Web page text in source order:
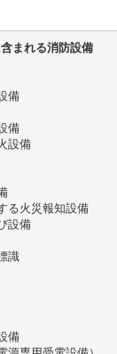
まれる消防設備
備
備
設備
る火災報知設備
設備
識
備